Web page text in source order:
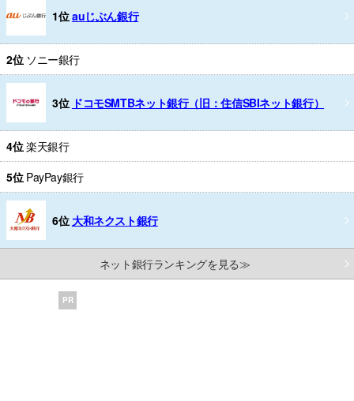
1位auじぶん銀行
2位 ソニー銀行
3位 ドコモSMTBネット銀行（旧：住信SBIネット銀行）
4位楽天銀行
5位 PayPay銀行
6位 大和ネクスト銀行
ネット銀行ランキングを見る≫
PR